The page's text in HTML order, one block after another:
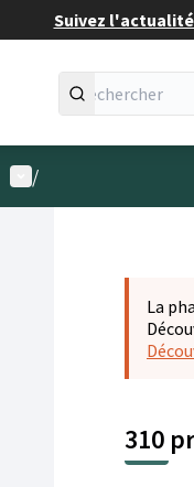
Suivez
Menu utilisateur
/
La
310